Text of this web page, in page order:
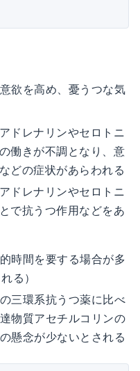
欲を高め、憂うつな気
ドレナリンやセロトニ
働きが不調となり、意
どの症状があらわれる
ドレナリンやセロトニ
で抗うつ作用などをあ
時間を要する場合が多
る）
三環系抗うつ薬に比べ
物質アセチルコリンの
懸念が少ないとされる